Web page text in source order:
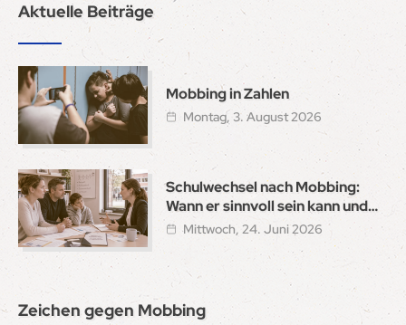
Zeichen gegen Mobbing
Aktuelle Beiträge
Mobbing in Zahlen
Montag, 3. August 2026
Schulwechsel nach Mobbing:
Wann er sinnvoll sein kann und
wie ein sicherer Neustart gelingt
Mittwoch, 24. Juni 2026